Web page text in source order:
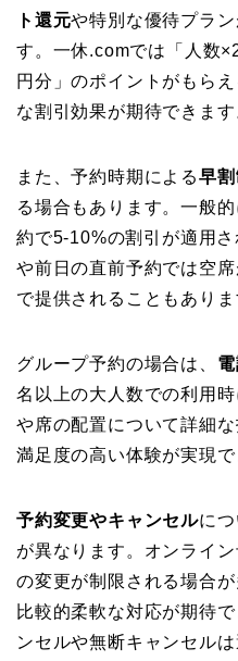
ト還元や特別な優待プラ
す。一休.comでは「人数
円分」のポイントがもら
な割引効果が期待できます
また、予約時期による早
る場合もあります。一般
約で5-10%の割引が適用
や前日の直前予約では空
で提供されることもありま
グループ予約の場合は、
名以上の大人数での利用
や席の配置について詳細
満足度の高い体験が実現で
予約変更やキャンセルに
が異なります。オンライ
の変更が制限される場合
比較的柔軟な対応が期待
ンセルや無断キャンセル